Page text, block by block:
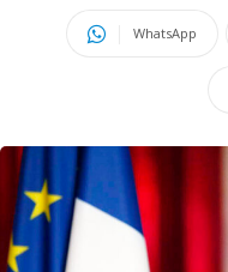
WhatsApp